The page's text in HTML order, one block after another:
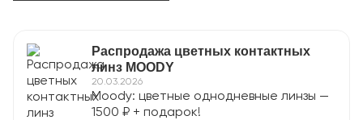
Распродажа цветных контактных
линз MOODY
20.03.2026
Moody: цветные однодневные линзы —
1500 ₽ + подарок!